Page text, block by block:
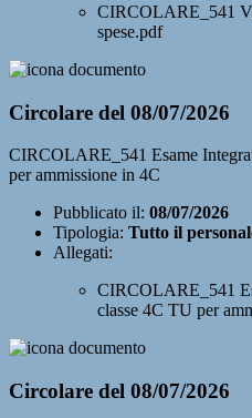
CIRCOLARE_541
spese.pdf
Circolare del 08/07/2026
CIRCOLARE_541 Esame
per ammissione in 4C
Pubblicato il: 08/07/2026
Tipologia: Tutto il
Allegati:
CIRCOLARE_541
classe 4C TU per
Circolare del 08/07/2026